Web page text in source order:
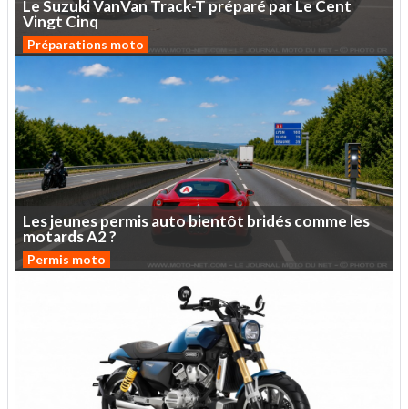
LeSuzukiVanVanTrack-TpréparéparLeCent
VingtCinq
Préparations moto
Lesjeunespermisautobientôt bridéscommeles
motardsA2?
Permis moto